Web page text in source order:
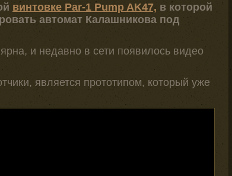
винтовке Par-1 Pump AK47, в которой
автомат Калашникова под
и недавно в сети появилось видео
является прототипом, который уже